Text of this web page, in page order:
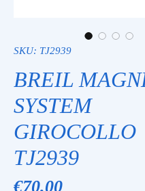
SKU: TJ2939
BREIL
SYSTEM
GIROCOLLO
TJ2939
€70.00Price